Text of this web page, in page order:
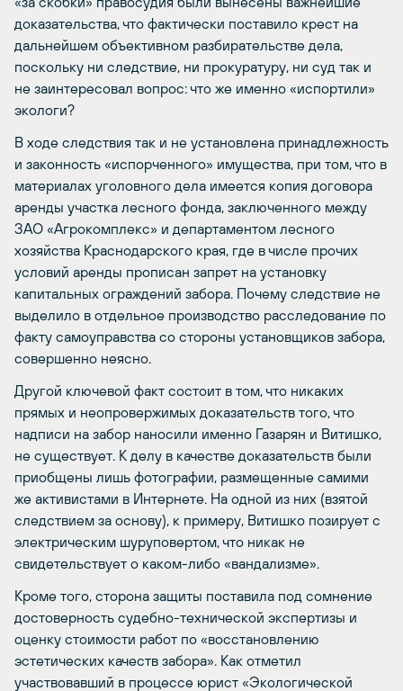
доказательства, что фактически поставило крест на
дальнейшем объективном разбирательстве дела,
поскольку ни следствие, ни прокуратуру, ни суд так и
не заинтересовал вопрос: что же именно «испортили»
экологи?
В ходе следствия так и не установлена принадлежность
и законность «испорченного» имущества, при том, что в
материалах уголовного дела имеется копия договора
аренды участка лесного фонда, заключенного между
ЗАО «Агрокомплекс» и департаментом лесного
хозяйства Краснодарского края, где в числе прочих
условий аренды прописан запрет на установку
капитальных ограждений забора. Почему следствие не
выделило в отдельное производство расследование по
факту самоуправства со стороны установщиков забора,
совершенно неясно.
Другой ключевой факт состоит в том, что никаких
прямых и неопровержимых доказательств того, что
надписи на забор наносили именно Газарян и Витишко,
не существует. К делу в качестве доказательств были
приобщены лишь фотографии, размещенные самими
же активистами в Интернете. На одной из них (взятой
следствием за основу), к примеру, Витишко позирует с
электрическим шуруповертом, что никак не
свидетельствует о каком-либо «вандализме».
Кроме того, сторона защиты поставила под сомнение
достоверность судебно-технической экспертизы и
оценку стоимости работ по «восстановлению
эстетических качеств забора». Как отметил
участвовавший в процессе юрист «Экологической